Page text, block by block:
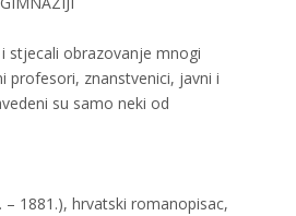
stjecali obrazovanje mnogi
profesori, znanstvenici, javni i
su samo neki od
– 1881.), hrvatski romanopisac,